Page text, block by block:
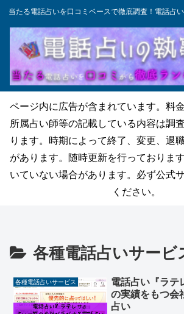
当たる電話占いを口コミベースで徹底調査！電話占
ページ内に広告が含まれています。料
所属占い師等の記載している内容は調
ります。時期によって終了、変更、退
があります。随時更新を行っておりま
いていない場合があります。必ず公式
ください。
各種電話占いサービ
各種電話占いサービス
電話占い『ラテ
の実績をもつ会
占い